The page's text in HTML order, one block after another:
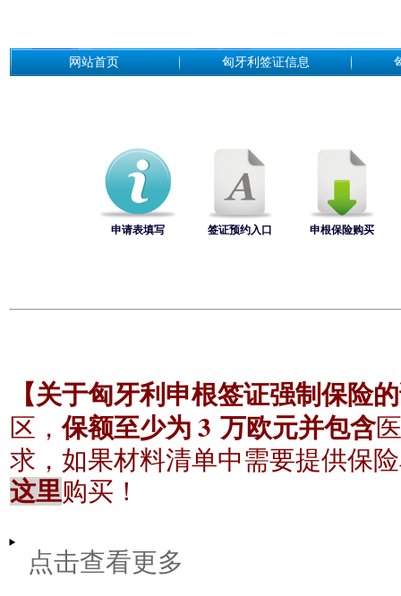
网站首页 匈牙利签证信息
申请表填写 签证预约入口 申根保险购买
【关于匈牙利申根签证强制保险
区，保额至少为 3 万欧元并包含
求，如果材料清单中需要提供保
这里购买！
点击查看更多